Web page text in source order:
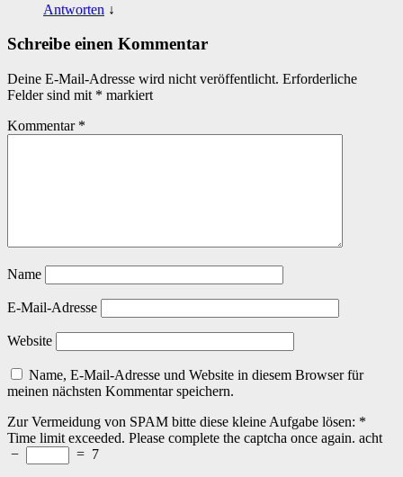
Antworten ↓
Schreibe einen Kommentar
Deine E-Mail-Adresse wird nicht veröffentlicht. Erforderliche
Felder sind mit * markiert
Kommentar *
Name
E-Mail-Adresse
Website
Name, E-Mail-Adresse und Website in diesem Browser für
meinen nächsten Kommentar speichern.
Zur Vermeidung von SPAM bitte diese kleine Aufgabe lösen: *
Time limit exceeded. Please complete the captcha once again. acht
−
= 7